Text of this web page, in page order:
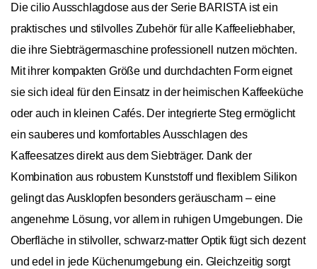
Die cilio Ausschlagdose aus der Serie BARISTA ist ein
praktisches und stilvolles Zubehör für alle Kaffeeliebhaber,
die ihre Siebträgermaschine professionell nutzen möchten.
Mit ihrer kompakten Größe und durchdachten Form eignet
sie sich ideal für den Einsatz in der heimischen Kaffeeküche
oder auch in kleinen Cafés. Der integrierte Steg ermöglicht
ein sauberes und komfortables Ausschlagen des
Kaffeesatzes direkt aus dem Siebträger. Dank der
Kombination aus robustem Kunststoff und flexiblem Silikon
gelingt das Ausklopfen besonders geräuscharm – eine
angenehme Lösung, vor allem in ruhigen Umgebungen. Die
Oberfläche in stilvoller, schwarz-matter Optik fügt sich dezent
und edel in jede Küchenumgebung ein. Gleichzeitig sorgt